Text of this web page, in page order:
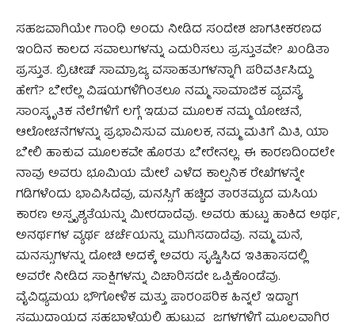
ಸಹಜವಾಗಿಯೇ ಗಾಂಧಿ ಅಂದು ನೀಡಿದ ಸಂದೇಶ ಜಾಗತೀಕರಣದ
ಇಂದಿನ ಕಾಲದ ಸವಾಲುಗಳನ್ನು ಎದುರಿಸಲು ಪ್ರಸ್ತುತವೇ? ಖಂಡಿತಾ
ಪ್ರಸ್ತುತ. ಬ್ರಿಟೀಷ್ ಸಾಮ್ರಾಜ್ಯ ವಸಾಹತುಗಳನ್ನಾಗಿ ಪರಿವರ್ತಿಸಿದ್ದು
ಹೇಗೆ? ಬೇರೆಲ್ಲ ವಿಷಯಗಳಿಗಿಂತಲೂ ನಮ್ಮ ಸಾಮಾಜಿಕ ವ್ಯವಸ್ಥೆ,
ಸಾಂಸ್ಕೃತಿಕ ನೆಲೆಗಳಿಗೆ ಲಗ್ಗೆ ಇಡುವ ಮೂಲಕ ನಮ್ಮ ಯೋಚನೆ,
ಆಲೋಚನೆಗಳನ್ನು ಪ್ರಭಾವಿಸುವ ಮೂಲಕ, ನಮ್ಮ ಮತಿಗೆ ಮಿತಿ, ಯಾ
ಬೇಲಿ ಹಾಕುವ ಮೂಲಕವೇ ಹೊರತು ಬೇರೇನಲ್ಲ. ಈ ಕಾರಣದಿಂದಲೇ
ನಾವು ಅವರು ಭೂಮಿಯ ಮೇಲೆ ಎಳೆದ ಕಾಲ್ಪನಿಕ ರೇಖೆಗಳನ್ನೇ
ಗಡಿಗಳೆಂದು ಭಾವಿಸಿದೆವು, ಮನಸ್ಸಿಗೆ ಹಚ್ಚಿದ ತಾರತಮ್ಯದ ಮಸಿಯ
ಕಾರಣ ಅಸ್ಪೃಶ್ಯತೆಯನ್ನು ಮೀರದಾದೆವು. ಅವರು ಹುಟ್ಟು ಹಾಕಿದ ಅರ್ಥ,
ಅನರ್ಥಗಳ ವ್ಯರ್ಥ ಚರ್ಚೆಯನ್ನು ಮುಗಿಸದಾದೆವು. ನಮ್ಮ ಮನೆ,
ಮನಸ್ಸುಗಳನ್ನು ದೋಚಿ ಅದಕ್ಕೆ ಅವರು ಸೃಷ್ಟಿಸಿದ ಇತಿಹಾಸದಲ್ಲಿ
ಅವರೇ ನೀಡಿದ ಸಾಕ್ಷಿಗಳನ್ನು ವಿಚಾರಿಸದೇ ಒಪ್ಪಿಕೊಂಡೆವು.
ವೈವಿಧ್ಯಮಯ ಭೌಗೋಳಿಕ ಮತ್ತು ಪಾರಂಪರಿಕ ಹಿನ್ನಲೆ ಇದ್ದಾಗ